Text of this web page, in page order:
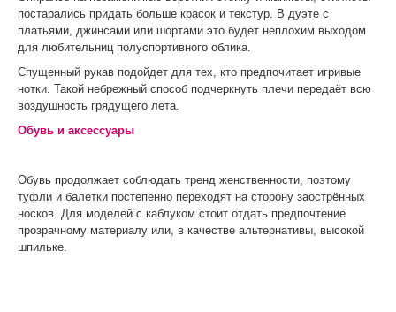
постарались придать больше красок и текстур. В дуэте с
платьями, джинсами или шортами это будет неплохим выходом
для любительниц полуспортивного облика.
Спущенный рукав подойдет для тех, кто предпочитает игривые
нотки. Такой небрежный способ подчеркнуть плечи передаёт всю
воздушность грядущего лета.
Обувь и аксессуары
Обувь продолжает соблюдать тренд женственности, поэтому
туфли и балетки постепенно переходят на сторону заострённых
носков. Для моделей с каблуком стоит отдать предпочтение
прозрачному материалу или, в качестве альтернативы, высокой
шпильке.